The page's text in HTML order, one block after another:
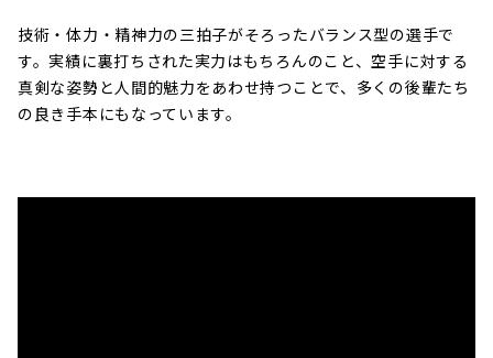
技術・体力・精神力の三拍子がそろったバランス型の選手で
す。実績に裏打ちされた実力はもちろんのこと、空手に対する
真剣な姿勢と人間的魅力をあわせ持つことで、多くの後輩たち
の良き手本にもなっています。